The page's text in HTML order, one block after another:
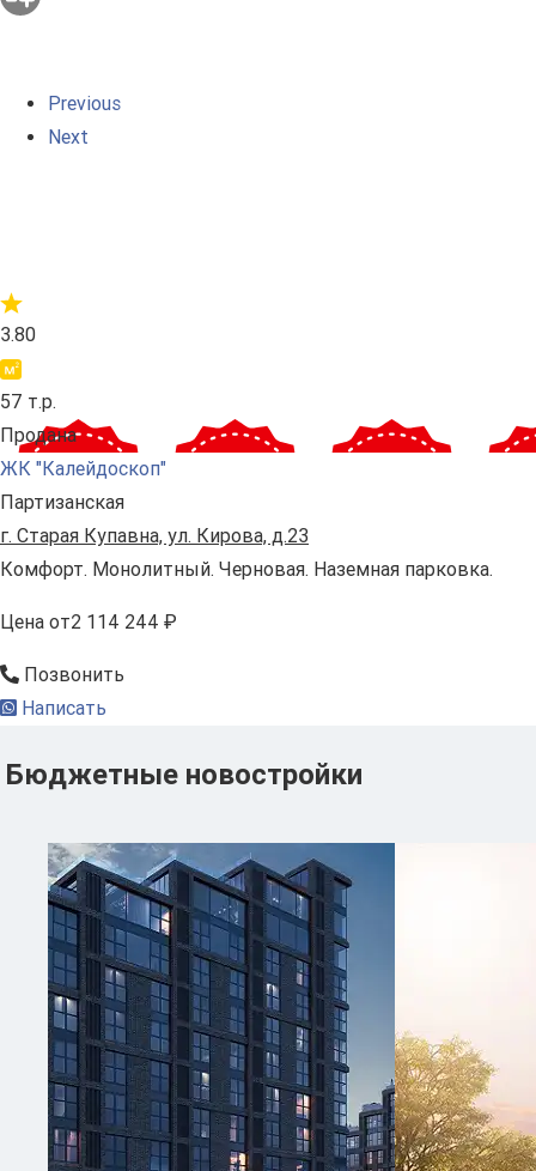
Previous
Next
3.80
57 т.р.
Продана
ЖК "Калейдоскоп"
Партизанская
г. Старая Купавна, ул. Кирова, д.23
Комфорт. Монолитный. Черновая. Наземная парковка.
Цена от2 114 244 ₽
Позвонить
Написать
Бюджетные новостройки